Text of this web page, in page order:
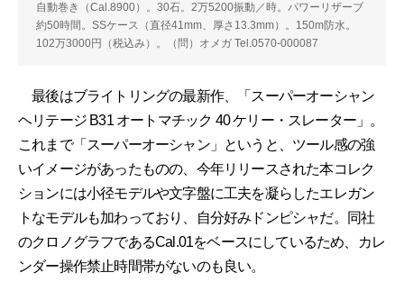
自動巻き（Cal.8900）。30石。2万5200振動／時。パワーリザーブ
約50時間。SSケース（直径41mm、厚さ13.3mm）。150m防水。
102万3000円（税込み）。（問）オメガ Tel.0570-000087
最後はブライトリングの最新作、「スーパーオーシャン
ヘリテージ B31 オートマチック 40 ケリー・スレーター」。
これまで「スーパーオーシャン」というと、ツール感の強
いイメージがあったものの、今年リリースされた本コレク
ションには小径モデルや文字盤に工夫を凝らしたエレガン
トなモデルも加わっており、自分好みドンピシャだ。同社
のクロノグラフであるCal.01をベースにしているため、カレ
ンダー操作禁止時間帯がないのも良い。